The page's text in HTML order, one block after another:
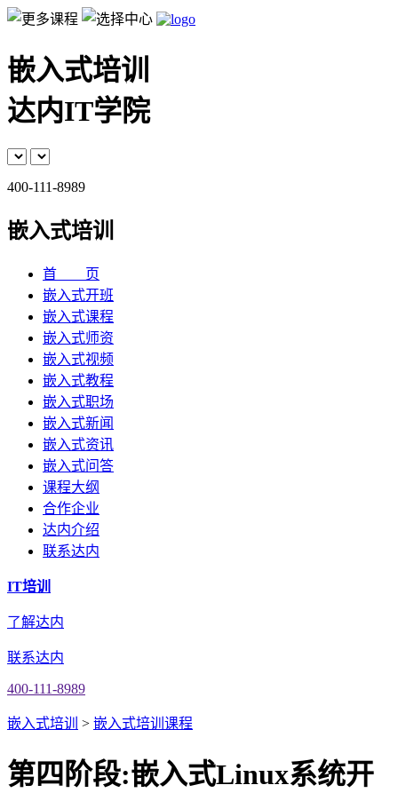
嵌入式培训
达内IT学院
400-111-8989
嵌入式培训
首 页
嵌入式开班
嵌入式课程
嵌入式师资
嵌入式视频
嵌入式教程
嵌入式职场
嵌入式新闻
嵌入式资讯
嵌入式问答
课程大纲
合作企业
达内介绍
联系达内
IT培训
了解达内
联系达内
400-111-8989
嵌入式培训 > 嵌入式培训课程
第四阶段:嵌入式Linux系统开